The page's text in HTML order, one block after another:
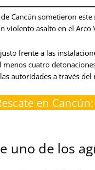
Cancún sometieron
violento asalto en el Arco
frente a las
cuatro
autoridades a través del
en
uno de los